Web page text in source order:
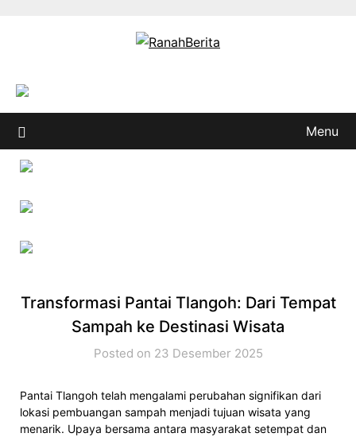
Menu
Transformasi Pantai Tlangoh: Dari Tempat
Sampah ke Destinasi Wisata
Posted on 23 Desember 2025
Pantai Tlangoh telah mengalami perubahan signifikan dari
lokasi pembuangan sampah menjadi tujuan wisata yang
menarik. Upaya bersama antara masyarakat setempat dan